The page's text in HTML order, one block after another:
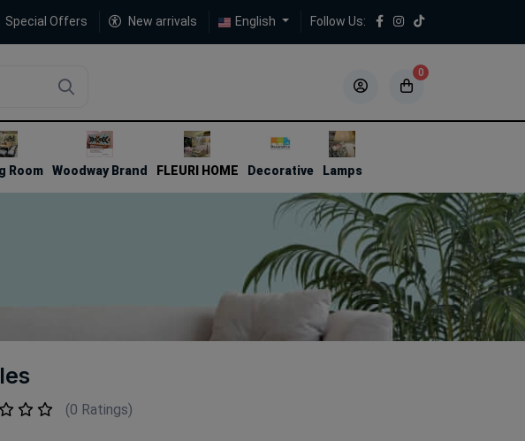
Special Offers New arrivals English Follow Us:
0
Room Woodway Brand FLEURI HOME Decorative Lamps
(0 Ratings)